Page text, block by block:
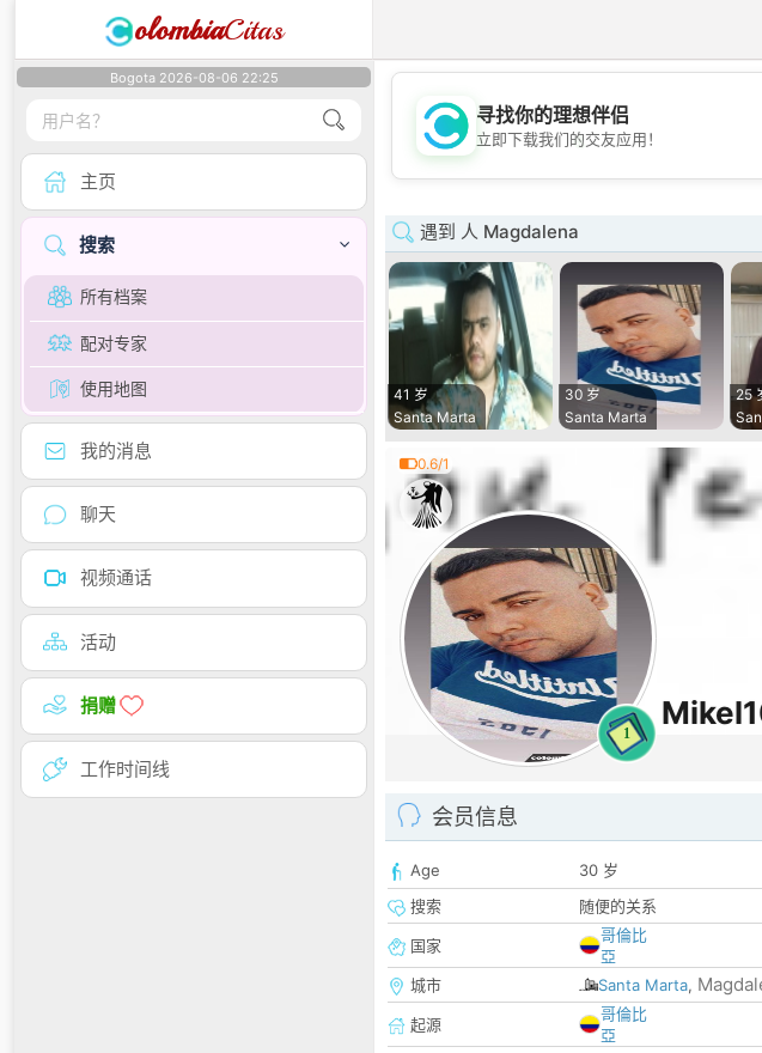
olombiaCitas
Bogota 2026-08-06 22:25
主页
搜索
所有档案
配对专家
使用地图
我的消息
聊天
视频通话
活动
捐赠
工作时间线
💖
寻找你的理想伴侣
立即下载我们的交友应用！
遇到 人 Magdalena
41 岁
Santa Marta
30 岁
Santa Marta
25
0.6/1
1
会员信息
Age
30 岁
搜索
随便的关系
国家
哥倫比
亞
城市
Santa Marta,
起源
哥倫比
亞